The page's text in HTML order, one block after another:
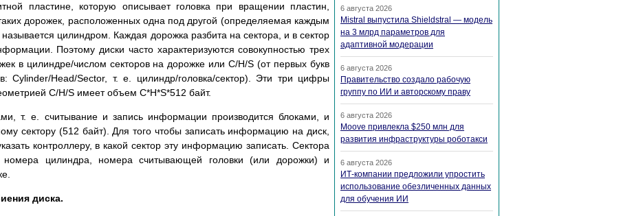
пластине, которую описывает головка при вращении пластин,
дорожек, расположенных одна под другой (определяемая каждым
цилиндром. Каждая дорожка разбита на сектора, и в сектор
Поэтому диски часто характеризуются совокупностью трех
в цилиндре/числом секторов на дорожке или C/H/S (от первых букв
Cylinder/Head/Sector, т. е. цилиндр/головка/сектор). Эти три цифры
C/H/S имеет объем C*H*S*512 байт.
т. е. считывание и запись информации производится блоками, и
сектору (512 байт). Для того чтобы записать информацию на диск,
контроллеру, в какой сектор эту информацию записать. Сектора
номера цилиндра, номера считывающей головки (или дорожки) и
диска.
6 августа 2026
Mistral выпустила Shieldstral — модель
на 3 млрд параметров для
адаптивной модерации
6 августа 2026
Правительство создало рабочую
группу по ИИ и авторскому праву
6 августа 2026
Moove привлекла $250 млн для
развития инфраструктуры роботакси
6 августа 2026
ИТ-компании предложили упростить
использование обезличенных данных
для обучения ИИ